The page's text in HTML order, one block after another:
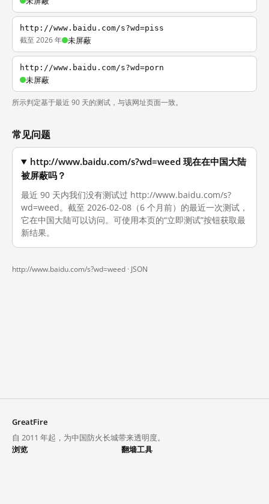
http://www.baidu.com/s?wd=piss
截至 2026 年 未屏蔽
http://www.baidu.com/s?wd=porn
未屏蔽
所示判定基于最近 90 天的测试，与该网址页面一致。
常见问题
http://www.baidu.com/s?wd=weed 现在在中国大陆
被屏蔽吗？
最近 90 天内我们没有测试过 http://www.baidu.com/s?
wd=weed。截至 2026-02-08（6 个月前）的最近一次测试，
它在中国大陆可以访问。可使用本页的“立即测试”按钮获取最
新结果。
http://www.baidu.com/s?wd=weed · JSON
GreatFire
自 2011 年起，为中国防火长城带来透明度。
浏览
翻墙工具